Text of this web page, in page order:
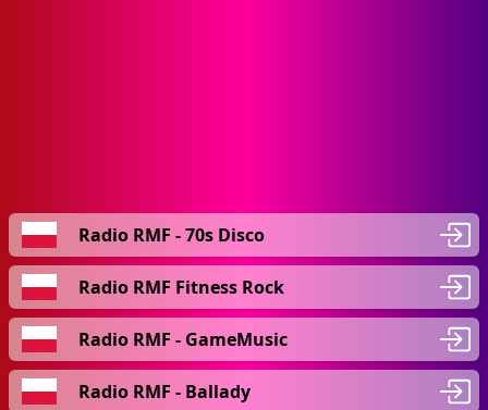
Radio RMF - 70s Disco
Radio RMF Fitness Rock
Radio RMF - GameMusic
Radio RMF - Ballady